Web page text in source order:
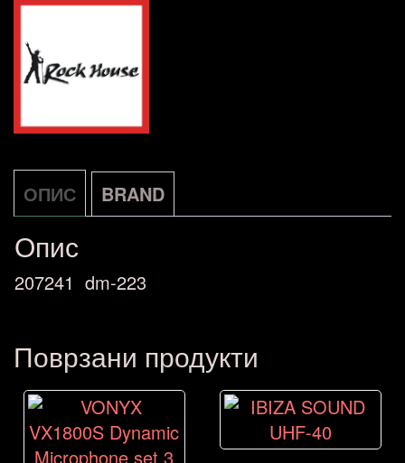
ОПИС BRAND
Опис
207241 dm-223
Поврзани продукти